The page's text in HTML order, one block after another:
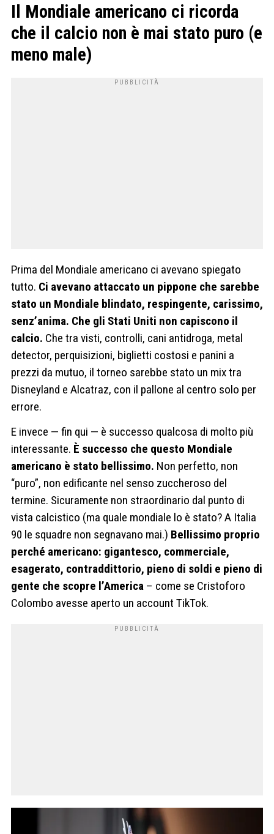
Il Mondiale americano ci ricorda
che il calcio non è mai stato puro (e
meno male)
Prima del Mondiale americano ci avevano spiegato
tutto. Ci avevano attaccato un pippone che sarebbe
stato un Mondiale blindato, respingente, carissimo,
senz’anima. Che gli Stati Uniti non capiscono il
calcio. Che tra visti, controlli, cani antidroga, metal
detector, perquisizioni, biglietti costosi e panini a
prezzi da mutuo, il torneo sarebbe stato un mix tra
Disneyland e Alcatraz, con il pallone al centro solo per
errore.
E invece — fin qui — è successo qualcosa di molto più
interessante. È successo che questo Mondiale
americano è stato bellissimo. Non perfetto, non
“puro”, non edificante nel senso zuccheroso del
termine. Sicuramente non straordinario dal punto di
vista calcistico (ma quale mondiale lo è stato? A Italia
90 le squadre non segnavano mai.) Bellissimo proprio
perché americano: gigantesco, commerciale,
esagerato, contraddittorio, pieno di soldi e pieno di
gente che scopre l’America – come se Cristoforo
Colombo avesse aperto un account TikTok.